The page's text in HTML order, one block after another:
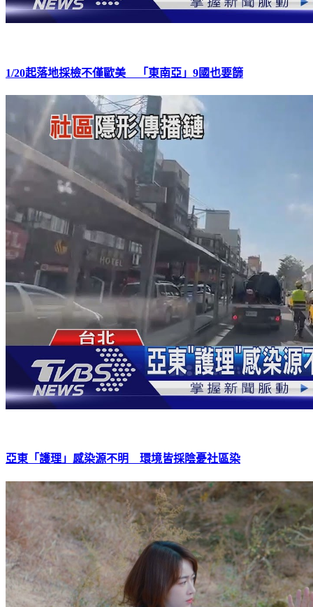
1/20起落地採檢不僅歐美 「東南亞」9國也要篩
亞東「護理」感染源不明 環境皆採陰憂社區染